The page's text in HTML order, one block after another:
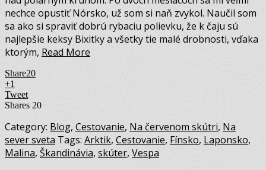
nechce opustiť Nórsko, už som si naň zvykol. Naučil som
sa ako si spraviť dobrú rybaciu polievku, že k čaju sú
najlepšie keksy Bixitky a všetky tie malé drobnosti, vďaka
ktorým, Read More
Share20
+1
Tweet
Shares 20
Category: Blog, Cestovanie, Na červenom skútri, Na
sever sveta Tags: Arktik, Cestovanie, Fínsko, Laponsko,
Malina, Škandinávia, skúter, Vespa